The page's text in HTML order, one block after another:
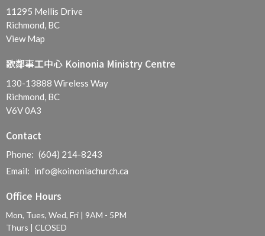
11295 Mellis Drive
Richmond, BC
View Map
歌鄰事工中心 Koinonia Ministry Centre
130-13888 Wireless Way
Richmond, BC
V6V 0A3
Contact
Phone: (604) 214-8243
Email: info@koinoniachurch.ca
Office Hours
Mon, Tues, Wed, Fri | 9AM - 5PM
Thurs | CLOSED